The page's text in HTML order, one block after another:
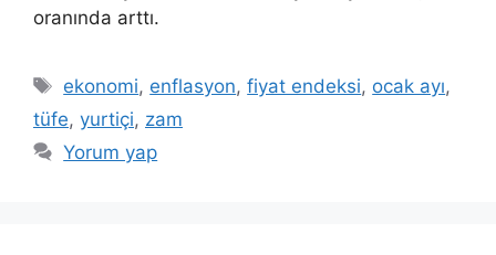
oranında arttı.
Etiketler
ekonomi, enflasyon,fiyat endeksi, ocak ayı,
tüfe, yurtiçi, zam
Yorum yap